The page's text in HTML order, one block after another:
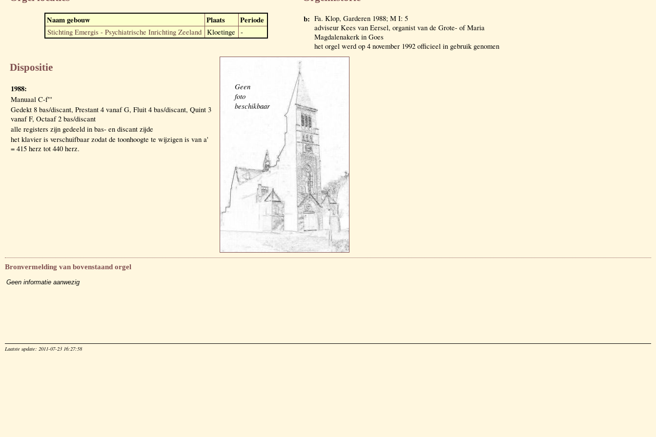
Naam gebouw Plaats Periode
Stichting Emergis - Psychiatrische Inrichting Zeeland Kloetinge -
b: Fa. Klop, Garderen 1988; M I: 5
adviseur Kees van Eersel, organist van de Grote- of Maria
Magdalenakerk in Goes
het orgel werd op 4 november 1992 officieel in gebruik genomen
Dispositie
1988:
Manuaal C-f'''
Gedekt 8 bas/discant, Prestant 4 vanaf G, Fluit 4 bas/discant, Quint 3
vanaf F, Octaaf 2 bas/discant
alle registers zijn gedeeld in bas- en discant zijde
het klavier is verschuifbaar zodat de toonhoogte te wijzigen is van a'
= 415 herz tot 440 herz.
Geen
foto
beschikbaar
Bronvermelding van bovenstaand orgel
Geen informatie aanwezig
Laatste update: 2011-07-23 16:27:58